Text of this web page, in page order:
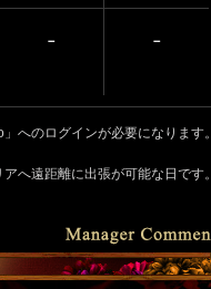
－ －
へのログインが必要になります。
へ遠距離に出張が可能な日です。